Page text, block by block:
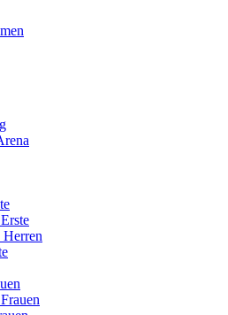
Herren